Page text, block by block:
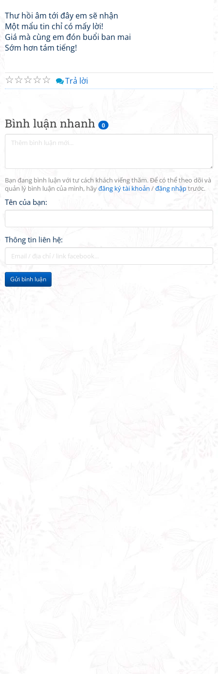
Bình luận nhanh 0
Bạn đang bình luận với tư cách khách viếng thăm. Để có thể theo dõi và
quản lý bình luận của mình, hãyđăng ký tài khoản /đăng nhậptrước.
Tên của bạn:
Thông tin liên hệ:
Gửi bình luận
Thư hồi âm tới đây em sẽ nhận
Một mẩu tin chỉ có mấy lời!
Giá mà cùng em đón buổi ban mai
Sớm hơn tám tiếng!
☆
☆
☆
☆
☆ Trả lời